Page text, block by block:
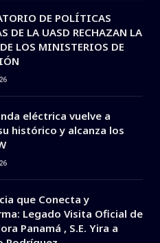
DE POLÍTICAS
DE LA UASD RECHAZAN LA
LOS MINISTERIOS DE
eléctrica vuelve a
histórico y alcanza los
que Conecta y
Legado Visita Oficial de
Panamá , S.E. Yira a